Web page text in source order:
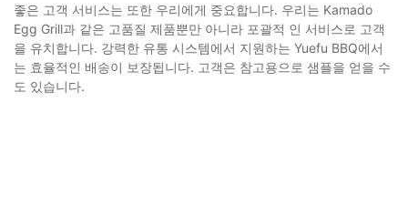
좋은 고객 서비스는 또한 우리에게 중요합니다. 우리는 Kamado
Egg Grill과 같은 고품질 제품뿐만 아니라 포괄적 인 서비스로 고객
을 유치합니다. 강력한 유통 시스템에서 지원하는 Yuefu BBQ에서
는 효율적인 배송이 보장됩니다. 고객은 참고용으로 샘플을 얻을 수
도 있습니다.